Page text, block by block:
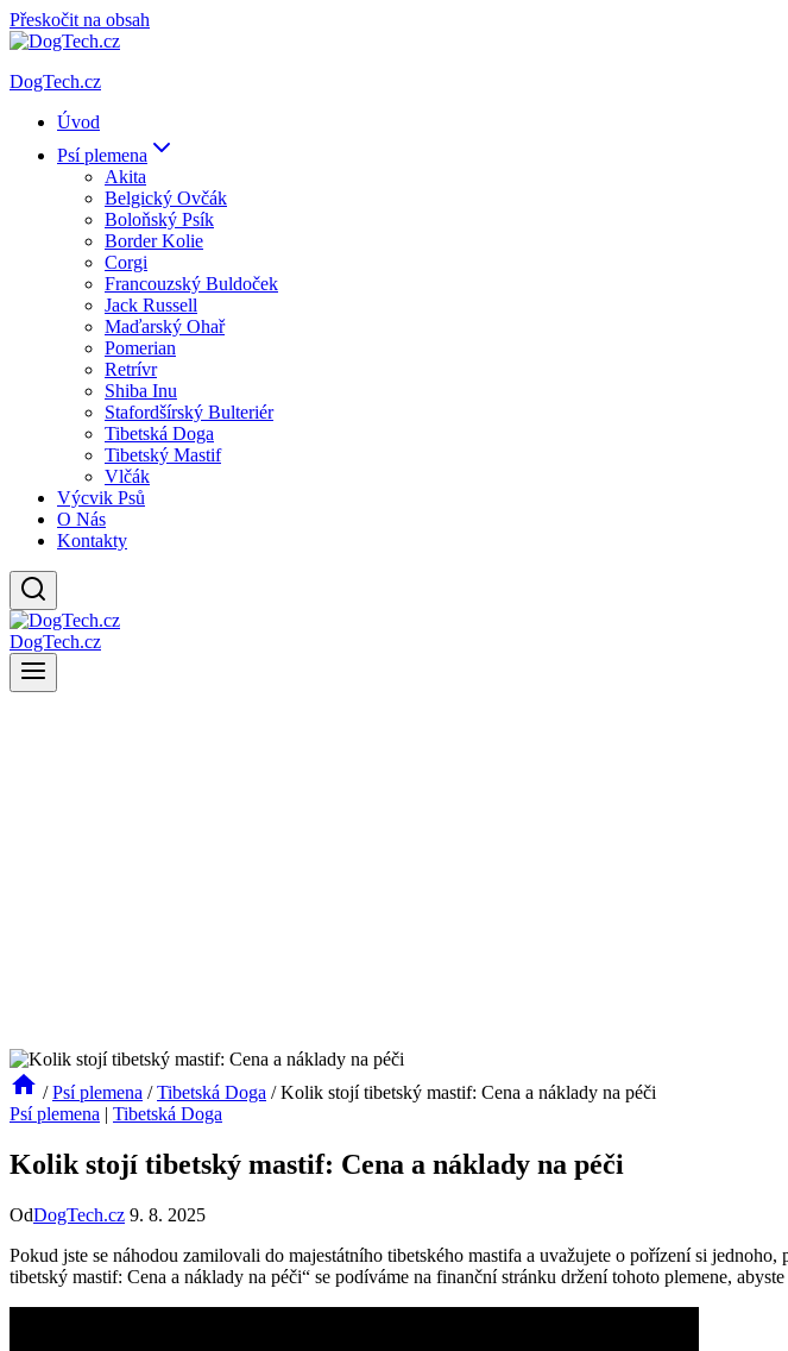
Přeskočit na obsah
DogTech.cz
Úvod
Psí plemena
Akita
Belgický Ovčák
Boloňský Psík
Border Kolie
Corgi
Francouzský Buldoček
Jack Russell
Maďarský Ohař
Pomerian
Retrívr
Shiba Inu
Stafordšírský Bulteriér
Tibetská Doga
Tibetský Mastif
Vlčák
Výcvik Psů
O Nás
Kontakty
DogTech.cz
/ Psí plemena / Tibetská Doga / Kolik stojí tibetský mastif: Cena a náklady na péči
Psí plemena | Tibetská Doga
Kolik stojí tibetský mastif: Cena a náklady na péči
OdDogTech.cz 9. 8. 2025
Pokud jste se náhodou zamilovali do majestátního tibetského mastifa a uvažujete o pořízení si
tibetský mastif: Cena a náklady na péči“ se podíváme na finanční stránku držení tohoto plemene,